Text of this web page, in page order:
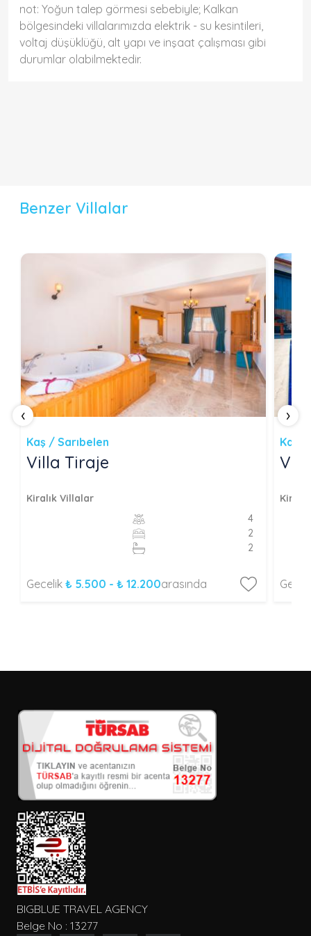
not: Yoğun talep görmesi sebebiyle; Kalkan
bölgesindeki villalarımızda elektrik - su kesintileri,
voltaj düşüklüğü, alt yapı ve inşaat çalışması gibi
durumlar olabilmektedir.
Benzer Villalar
Kaş / Sarıbelen
Villa Tiraje
Kiralık Villalar
4
2
2
Gecelik ₺ 5.500 - ₺ 12.200arasında
Kaş /
‹ ›
BIGBLUE TRAVEL AGENCY
Belge No : 13277